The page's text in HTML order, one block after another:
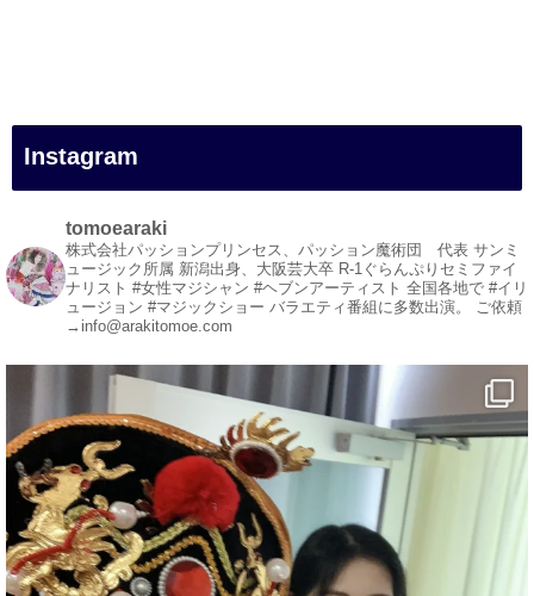
#白浜町
#変面ショー
#イベント
#宴会
#余興
1 5 X
マジシャン派遣 パッションプリンセス【公式】
@comedy_illusion · 5 8月
お疲れ様です
YouTubeを更新しました
https://youtu.be/9Vo2WgtDLME @YouTube
#企業公式がお疲れ様を言い合う
Instagram
tomoearaki
株式会社パッションプリンセス、パッション魔術団 代表 サンミ
ュージック所属 新潟出身、大阪芸大卒 R-1ぐらんぷりセミファイ
ナリスト #女性マジシャン #ヘブンアーティスト 全国各地で #イリ
ュージョン #マジックショー バラエティ番組に多数出演。 ご依頼
→info@arakitomoe.com